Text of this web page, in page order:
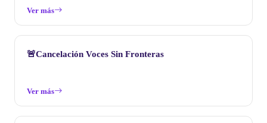
Ver más
🚨Cancelación Voces Sin Fronteras
Ver más